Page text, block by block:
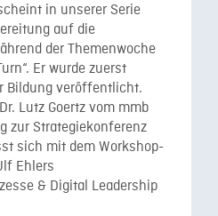
in unserer Serie
auf die
der Themenwoche
Er wurde zuerst
Bildung veröffentlicht.
Lutz Goertz vom mmb
zur Strategiekonferenz
sich mit dem Workshop-
Ehlers
& Digital Leadership